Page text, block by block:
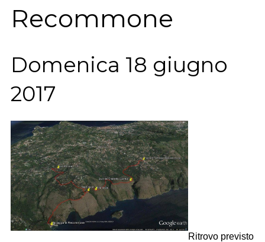
Recommone
Domenica 18 giugno
2017
Ritrovo previsto